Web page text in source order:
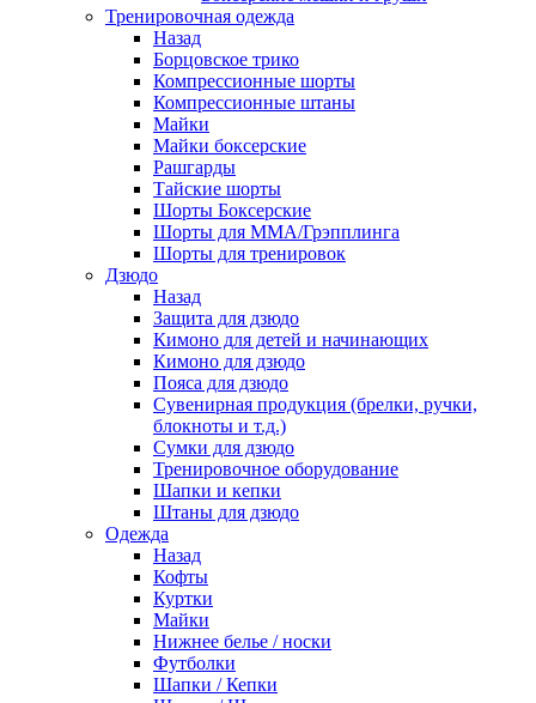
Тренировочная одежда
Назад
Борцовское трико
Компрессионные шорты
Компрессионные штаны
Майки
Майки боксерские
Рашгарды
Тайские шорты
Шорты Боксерские
Шорты для ММА/Грэпплинга
Шорты для тренировок
Дзюдо
Назад
Защита для дзюдо
Кимоно для детей и начинающих
Кимоно для дзюдо
Пояса для дзюдо
Сувенирная продукция (брелки, ручки,
блокноты и т.д.)
Сумки для дзюдо
Тренировочное оборудование
Шапки и кепки
Штаны для дзюдо
Одежда
Назад
Кофты
Куртки
Майки
Нижнее белье / носки
Футболки
Шапки / Кепки